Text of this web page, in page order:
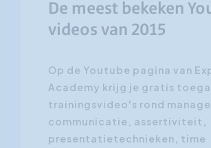
De meest bekeken
videos van 2015
Op de Youtube pagina van
Academy krijg je gratis
trainingsvideo's rond
communicatie, assertiviteit,
presentatietechnieken, time